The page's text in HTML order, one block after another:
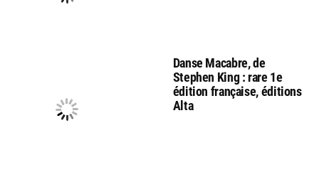
Danse Macabre, de
Stephen King : rare 1e
édition française, éditions
Alta